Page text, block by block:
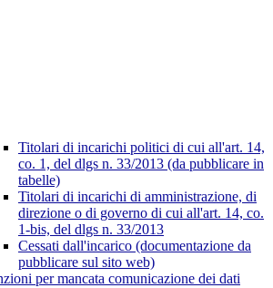
Titolari di incarichi politici di cui all'art. 14,
co. 1, del dlgs n. 33/2013 (da pubblicare in
tabelle)
Titolari di incarichi di amministrazione, di
direzione o di governo di cui all'art. 14, co.
1-bis, del dlgs n. 33/2013
Cessati dall'incarico (documentazione da
pubblicare sul sito web)
per mancata comunicazione dei dati